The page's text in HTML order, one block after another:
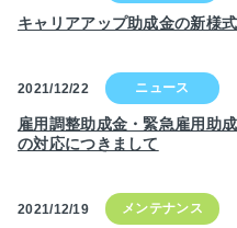
キャリアアップ助成金の新様
2021/12/22
雇用調整助成金・緊急雇用助
の対応につきまして
2021/12/19